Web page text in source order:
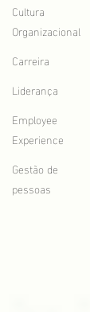
Cultura
Organizacional
Carreira
Liderança
Employee
Experience
Gestão de
pessoas